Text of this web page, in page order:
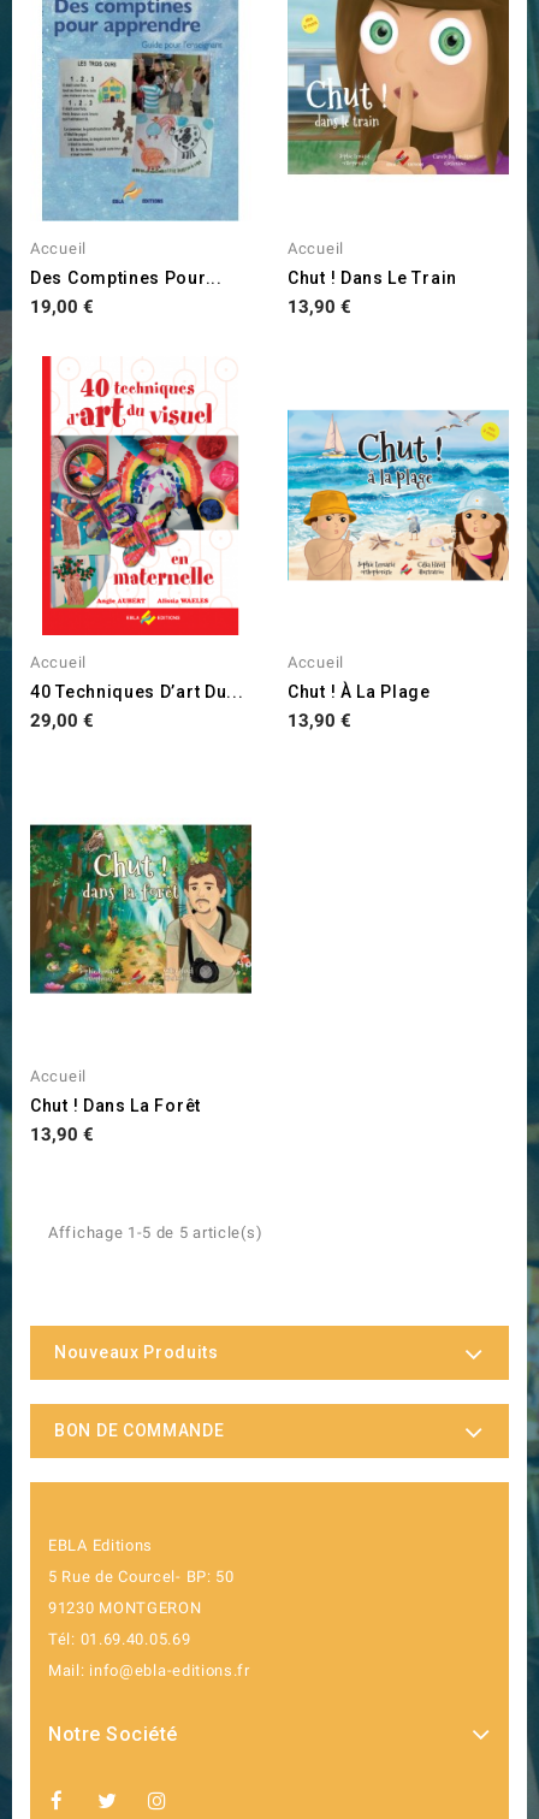
Accueil
Des Comptines Pour...
Prix
19,00 €
Accueil
Chut ! Dans Le Train
Prix
13,90 €
Accueil
40 Techniques D’art Du...
Prix
29,00 €
Accueil
Chut ! À La Plage
Prix
13,90 €
Accueil
Chut ! Dans La Forêt
Prix
13,90 €
Affichage 1-5 de 5 article(s)
Nouveaux Produits
BON DE COMMANDE
EBLA Editions
5 Rue de Courcel- BP: 50
91230 MONTGERON
Tél: 01.69.40.05.69
Mail: info@ebla-editions.fr
Notre Société